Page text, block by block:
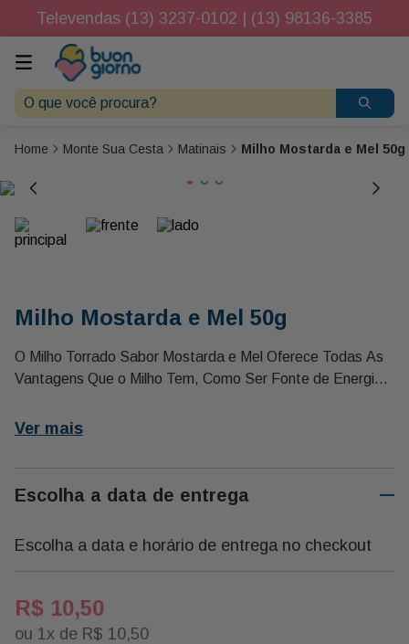
Televendas (13) 3237-0102 | (13) 98136-3385
O que você procura?
Monte Sua Cesta Matinais Milho Mostarda e Mel 50g
Milho Mostarda e Mel 50g
O Milho Torrado Sabor Mostarda e Mel Oferece Todas As
Vantagens Que o Milho Tem, Como Ser Fonte de Energia,
e e Sais Minerais. Assim, Seu Consumo Ajuda Na
Antioxidantes, Entre Outros.
Ver mais
Escolha a data de entrega
Escolha a data e horário de entrega no checkout
R$ 10,50
ou 1 x de R$ 10,50